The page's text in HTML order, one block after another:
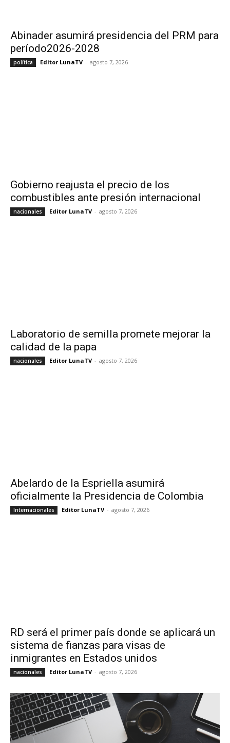
Abinader asumirá presidencia del PRM para
período2026-2028
política Editor LunaTV - agosto 7, 2026
Gobierno reajusta el precio de los
combustibles ante presión internacional
nacionales Editor LunaTV - agosto 7, 2026
Laboratorio de semilla promete mejorar la
calidad de la papa
nacionales Editor LunaTV - agosto 7, 2026
Abelardo de la Espriella asumirá
oficialmente la Presidencia de Colombia
Internacionales Editor LunaTV - agosto 7, 2026
RD será el primer país donde se aplicará un
sistema de fianzas para visas de
inmigrantes en Estados unidos
nacionales Editor LunaTV - agosto 7, 2026